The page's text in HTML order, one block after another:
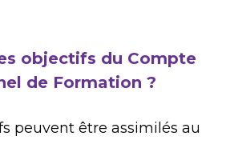
objectifs du Compte
de Formation ?
peuvent être assimilés au